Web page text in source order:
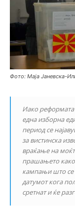
Фото: Маја Јаневска-
Иако
една изборна
период се
за вистинска
враќање на
прашањето како
кампањи што се
датумот кога
сретнат и ќе